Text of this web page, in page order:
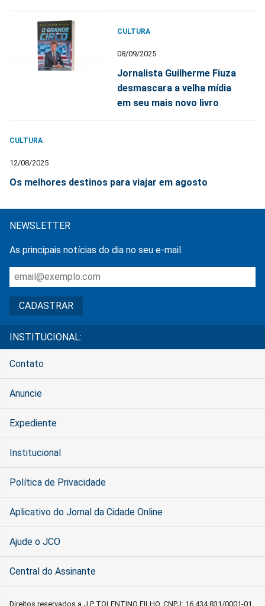
CULTURA
08/09/2025
Jornalista Guilherme Fiuza
desmascara a velha mídia
em seu mais novo livro
CULTURA
12/08/2025
Os melhores destinos para viajar em agosto
NEWSLETTER
As principais notícias do dia no seu e-mail.
INSTITUCIONAL:
Contato
Anuncie
Expediente
Institucional
Política de Privacidade
Aplicativo do Jornal da Cidade Online
Ajude o JCO
Central do Assinante
Direitos reservados a J P TOLENTINO FILHO, CNPJ: 16.434.831/0001-01